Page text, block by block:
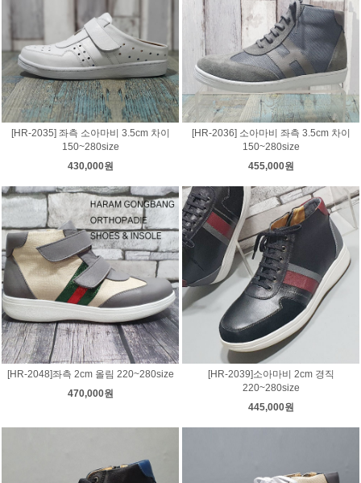
[HR-2035] 좌측 소아마비 3.5cm 차이
150~280size
430,000원
[HR-2036] 소아마비 좌측 3.5cm 차이
150~280size
455,000원
[HR-2048]좌측 2cm 올림 220~280size
470,000원
[HR-2039]소아마비 2cm 경직
220~280size
445,000원